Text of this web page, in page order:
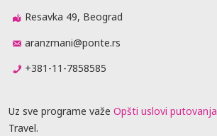
Resavka 49, Beograd
aranzmani@ponte.rs
+381-11-7858585
Uz sve programe važe Opšti uslovi putovanja
Travel.